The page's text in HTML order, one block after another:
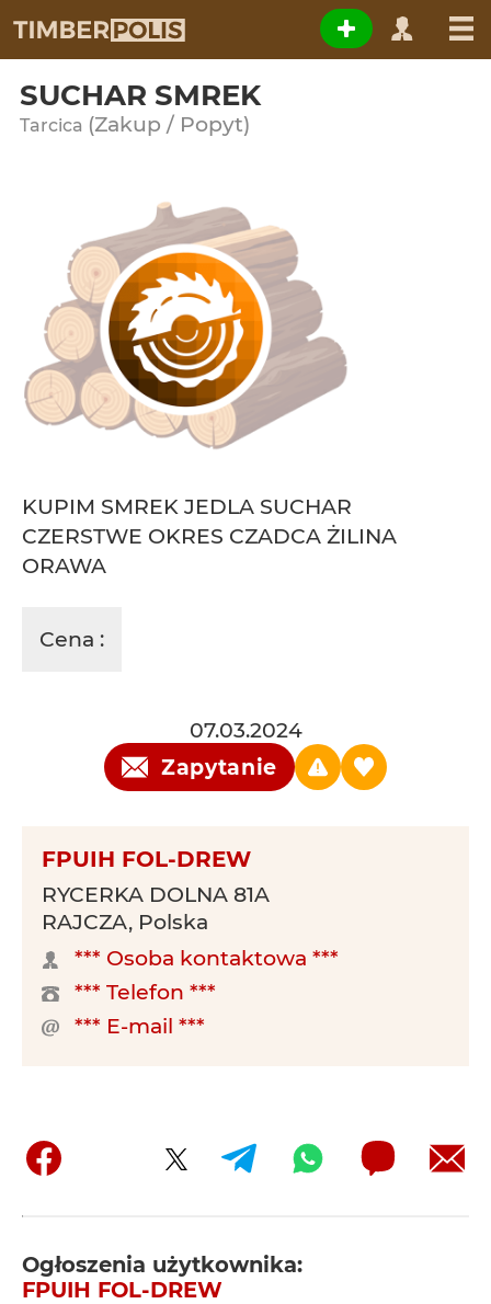
SUCHAR SMREK
Tarcica (Zakup / Popyt)
KUPIM SMREK JEDLA SUCHAR
CZERSTWE OKRES CZADCA ŻILINA
ORAWA
Cena :
07.03.2024
Zapytanie
FPUIH FOL-DREW
RYCERKA DOLNA 81A
RAJCZA, Polska
*** Osoba kontaktowa ***
*** Telefon ***
*** E-mail ***
Ogłoszenia użytkownika:
FPUIH FOL-DREW